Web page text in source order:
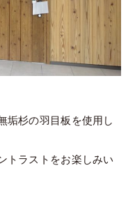
垢杉の羽目板を使用し
トラストをお楽しみい